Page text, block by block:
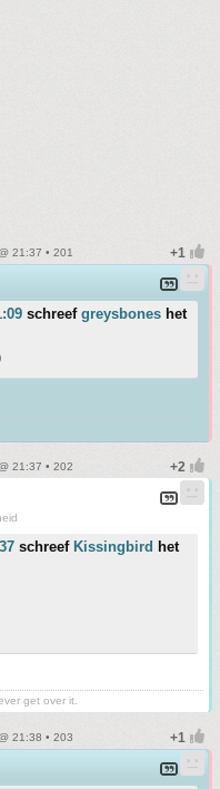
21:37 • 201
schreef greysbones het
21:37 • 202
schreef Kissingbird het
get over it.
21:38 • 203